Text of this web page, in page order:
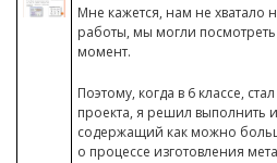
Мне кажется, нам не хватало
работы, мы могли
момент.
Поэтому, когда в 6 классе,
проекта, я решил
содержащий как можно
о процессе изготовления